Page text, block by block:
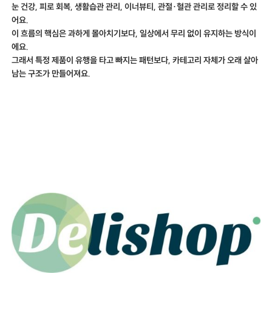
눈 건강, 피로 회복, 생활습관 관리, 이너뷰티, 관절·혈관 관리로 정리할 수 있
어요.
이 흐름의 핵심은 과하게 몰아치기보다, 일상에서 무리 없이 유지하는 방식이
에요.
그래서 특정 제품이 유행을 타고 빠지는 패턴보다, 카테고리 자체가 오래 살아
남는 구조가 만들어져요.